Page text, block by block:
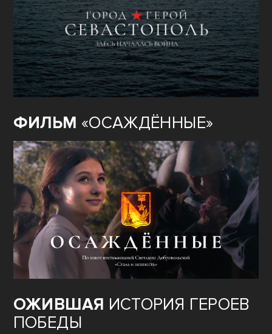
ФИЛЬМ «ОСАЖДЁННЫЕ»
ОЖИВШАЯ ИСТОРИЯ ГЕРОЕВ
ПОБЕДЫ